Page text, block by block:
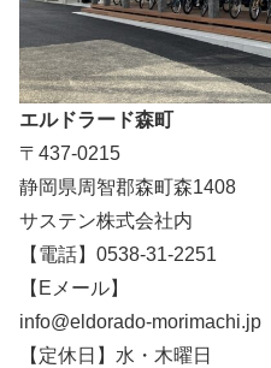
エルドラード森町
〒437-0215
静岡県周智郡森町森1408
サステン株式会社内
【電話】0538-31-2251
【Eメール】
info@eldorado-morimachi.jp
【定休日】水・木曜日